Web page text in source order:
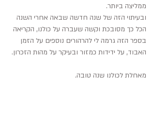
ממליצה ביותר.
ובעיתוי הזה של שנה חדשה שבאה אחרי השנה
הכל כך מסובכת וקשה שעברה על כולנו, הקריאה
בספר הזה גרמה לי להרהורים נוספים על הזמן
האבוד, על ידידות כמזור ובעיקר על מהות הזכרון.
מאחלת לכולנו שנה טובה.